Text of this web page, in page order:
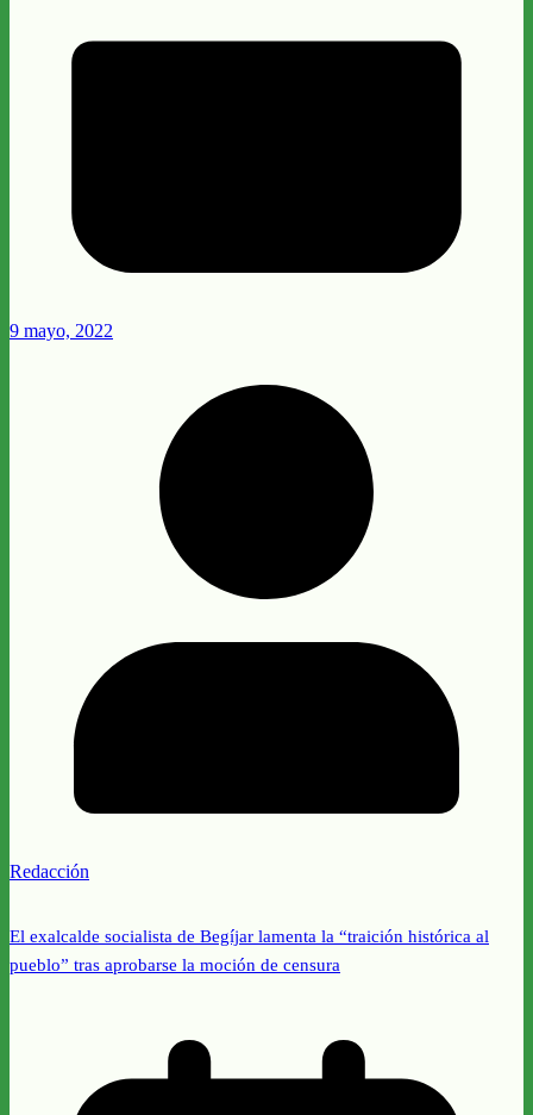
9 mayo, 2022
Redacción
El exalcalde socialista de Begíjar lamenta la “traición histórica al
pueblo” tras aprobarse la moción de censura